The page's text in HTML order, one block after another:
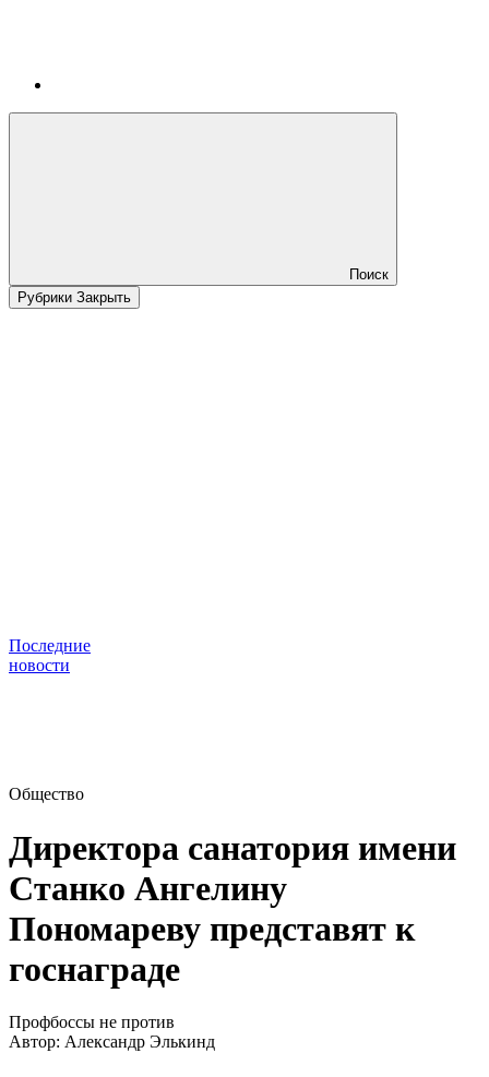
Поиск
Рубрики Закрыть
Последние
новости
Общество
Директора санатория имени
Станко Ангелину
Пономареву представят к
госнаграде
Профбоссы не против
Автор: Александр Элькинд